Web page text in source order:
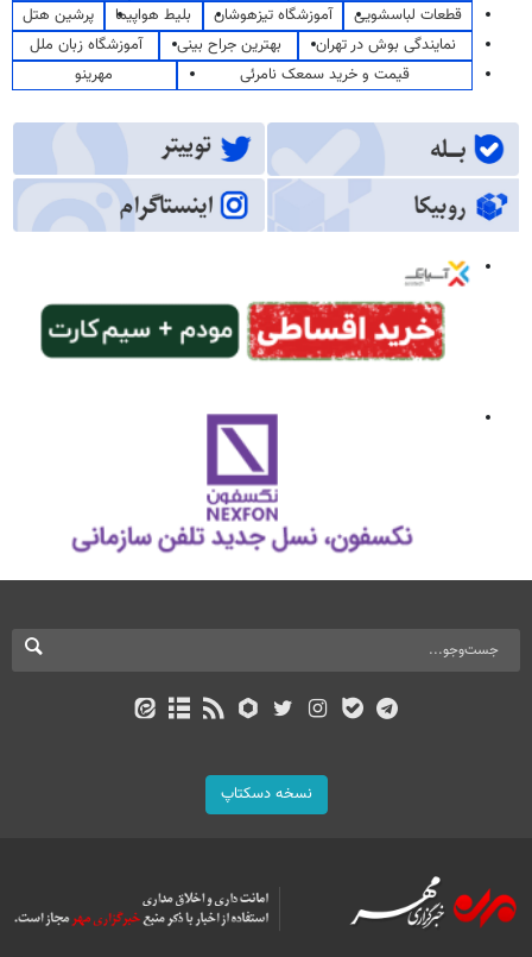
قطعات لباسشویی
آموزشگاه تیزهوشان بلیط هواپیما
پرشین هتل
نمایندگی بوش در تهران
بهترین جراح بینی
آموزشگاه زبان ملل
قیمت و خرید سمعک نامرئی
مهرینو
نسخه دسکتاپ